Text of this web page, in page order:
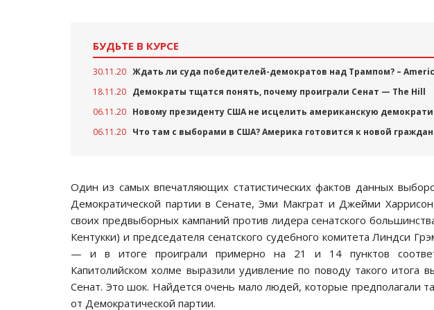
БУДЬТЕ В КУРСЕ
30.11.20 Ждать ли суда победителей-демократов над Трампом? –
18.11.20 Демократы тщатся понять, почему проиграли Сенат — The Hill
06.11.20 Новому президенту США не исцелить американскую
06.11.20 Что там с выборами в США? Америка готовится к новой
Один из самых впечатляющих статистических фактов данных
Демократической партии в Сенате, Эми Макграт и Джейми
своих предвыборных кампаний против лидера сенатского
Кентукки) и председателя сенатского судебного комитета Линдси
— и в итоге проиграли примерно на 21 и 14 пунктов
Капитолийском холме выразили удивление по поводу такого итога
Сенат. Это шок. Найдется очень мало людей, которые предполагали
от Демократической партии.